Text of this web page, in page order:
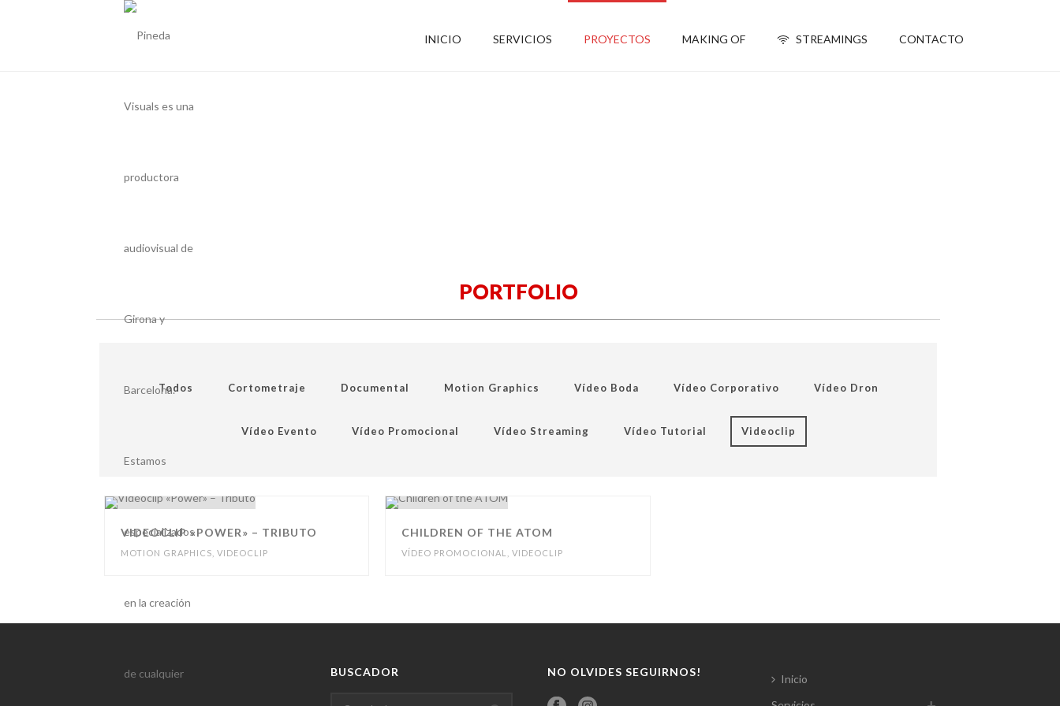
INICIO SERVICIOS PROYECTOS MAKING OF STREAMINGS CONTACTO
PORTFOLIO
Todos Cortometraje Documental Motion Graphics Vídeo Boda Vídeo Corporativo Vídeo Dron
Vídeo Evento Vídeo Promocional Vídeo Streaming Vídeo Tutorial Videoclip
VIDEOCLIP «POWER» – TRIBUTO
MOTION GRAPHICS VIDEOCLIP
CHILDREN OF THE ATOM
VÍDEO PROMOCIONAL ,VIDEOCLIP
BUSCADOR NO OLVIDES SEGUIRNOS!
Inicio